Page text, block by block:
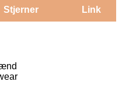
Stjerner Link